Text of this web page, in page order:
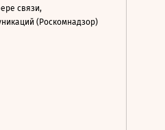
связи,
(Роскомнадзор)